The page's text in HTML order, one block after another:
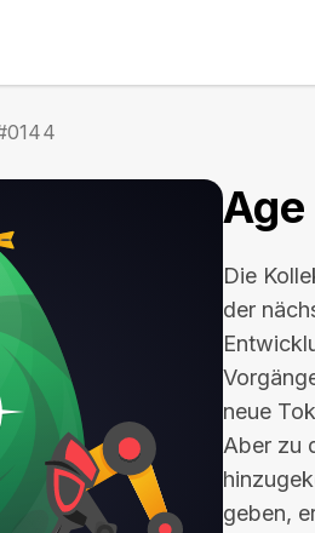
Die
der
neue
Aber zu
geben,